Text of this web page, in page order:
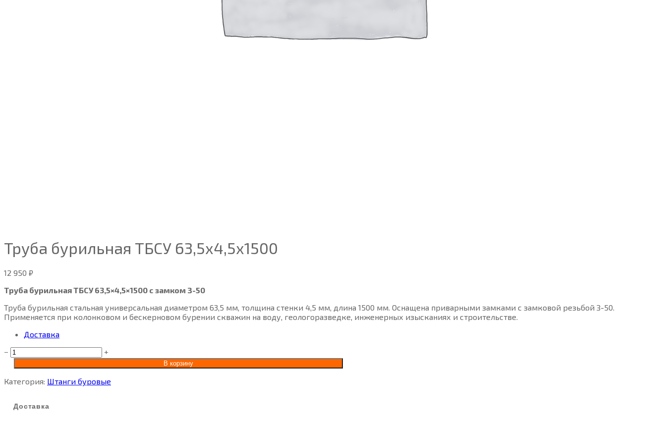
Труба бурильная ТБСУ 63,5х4,5х1500
12 950 ₽
Труба бурильная ТБСУ 63,5×4,5×1500 с замком З-50
Труба бурильная стальная универсальная диаметром 63,5 мм, толщина стенки 4,5 мм, длина 1500 мм. Оснащена приварными замками с замковой резьбой З-50.
Применяется при колонковом и бескерновом бурении скважин на воду, геологоразведке, инженерных изысканиях и строительстве.
Доставка
−
+
В корзину
Категория: Штанги буровые
Доставка